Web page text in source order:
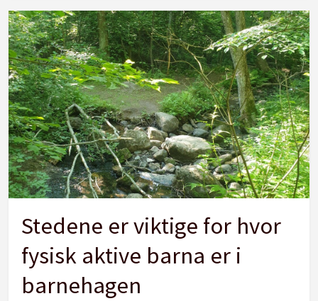
Stedene er viktige for hvor
fysisk aktive barna er i
barnehagen